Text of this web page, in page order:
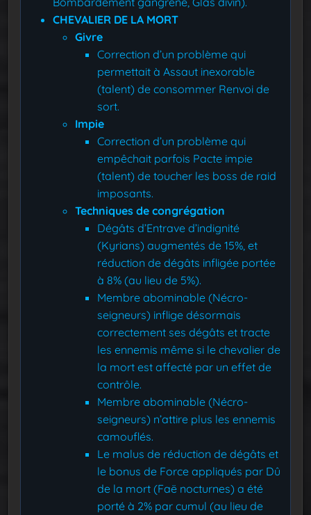
CHEVALIER DE LA MORT
Givre
Correction d’un problème qui
permettait à Assaut inexorable
(talent) de consommer Renvoi de
sort.
Impie
Correction d’un problème qui
empêchait parfois Pacte impie
(talent) de toucher les boss de raid
imposants.
Techniques de congrégation
Dégâts d’Entrave d’indignité
(Kyrians) augmentés de 15%, et
réduction de dégâts infligée portée
à 8% (au lieu de 5%).
Membre abominable (Nécro-
seigneurs) inflige désormais
correctement ses dégâts et tracte
les ennemis même si le chevalier de
la mort est affecté par un effet de
contrôle.
Membre abominable (Nécro-
seigneurs) n’attire plus les ennemis
camouflés.
Le malus de réduction de dégâts et
le bonus de Force appliqués par Dû
de la mort (Faë nocturnes) a été
porté à 2% par cumul (au lieu de